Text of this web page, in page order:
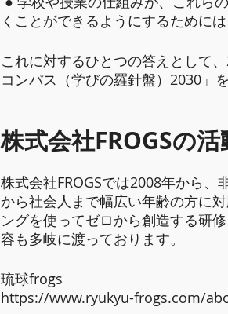
くことができるようにするために
これに対するひとつの答えとして
コンパス（学びの羅針盤）2030」
株式会社FROGSの活
株式会社FROGSでは2008年から
から社会人まで幅広い年齢の方に
ングを使ってゼロから創造する研
容も多岐に渡っております。
琉球frogs
https://www.ryukyu-frogs.com/